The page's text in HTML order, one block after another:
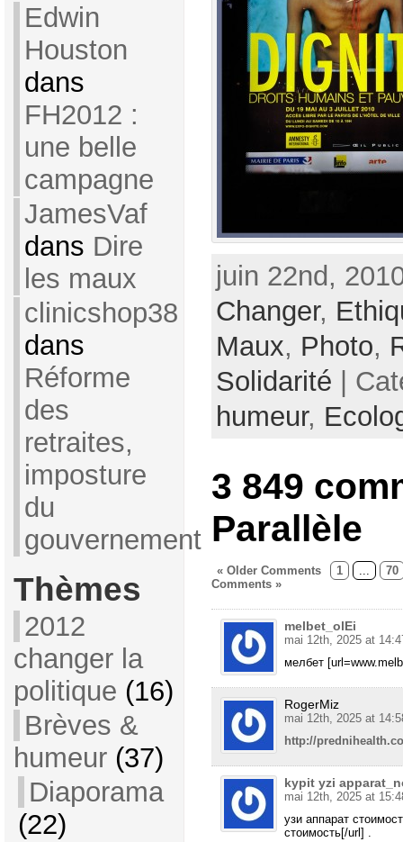
Edwin
Houston
dans
FH2012 :
une belle
campagne
JamesVaf
dans Dire
les maux
clinicshop38
dans
Réforme
des
retraites,
imposture
du
gouvernement
Thèmes
2012
changer la
politique (16)
Brèves &
humeur(37)
Diaporama
(22)
juin 22nd,
Changer,
Maux, Photo,
Solidarité |
humeur,
3 849
Parallèle
« Older Comments 1 ...
70
Comments »
melbet_olEi
mai 12th, 2025 at
мелбет
RogerMiz
mai 12th, 2025 at
http://
kypit yzi
mai 12th, 2025 at
узи аппарат
стоимость[/url] .